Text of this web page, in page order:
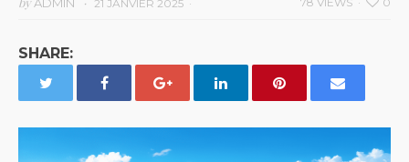
21 JANVIER 2025
SHARE: